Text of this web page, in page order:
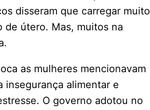
disseram que carregar muito
de útero. Mas, muitos na
as mulheres mencionavam
insegurança alimentar e
O governo adotou no